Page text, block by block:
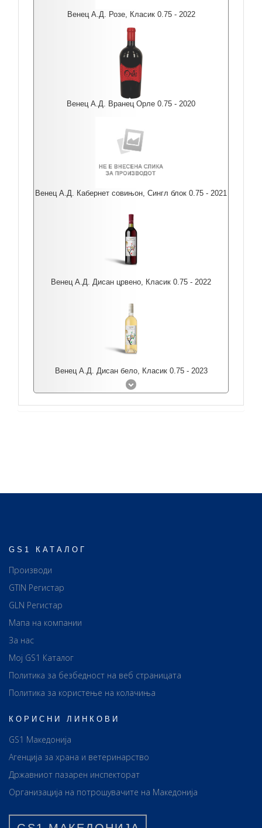
Венец А.Д. Розе, Класик 0.75 - 2022
Венец А.Д. Вранец Орле 0.75 - 2020
Венец А.Д. Кабернет совињон, Сингл блок 0.75 - 2021
Венец А.Д. Дисан црвено, Класик 0.75 - 2022
Венец А.Д. Дисан бело, Класик 0.75 - 2023
GS1 КАТАЛОГ
Производи
GTIN Регистар
GLN Регистар
Мапа на компании
За нас
Мој GS1 Каталог
Политика за безбедност на веб страницата
Политика за користење на колачиња
КОРИСНИ ЛИНКОВИ
GS1 Македонија
Агенција за храна и ветеринарство
Државниот пазарен инспекторат
Организација на потрошувачите на Македонија